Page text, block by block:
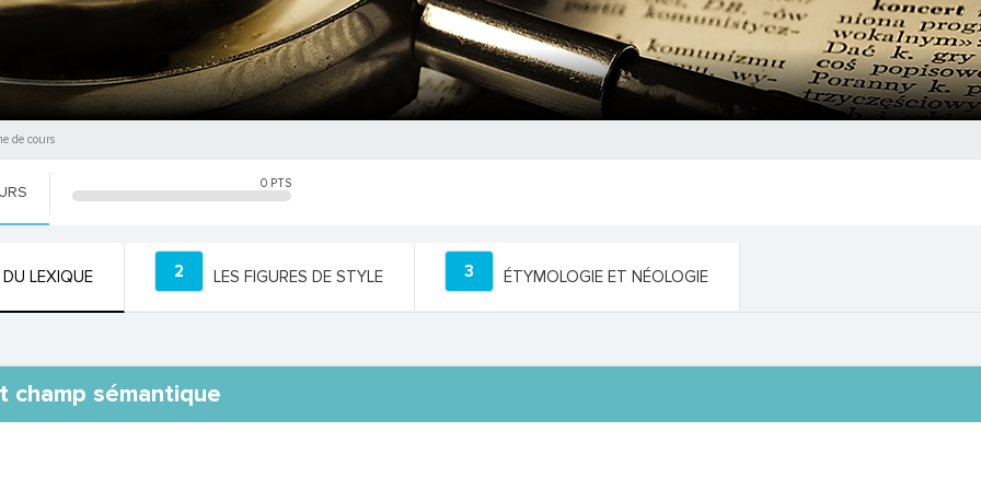
de cours
0 PTS
DU LEXIQUE 2 LES FIGURES DE STYLE 3 ÉTYMOLOGIE ET NÉOLOGIE
champ sémantique